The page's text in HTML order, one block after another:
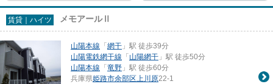
賃貸｜ハイツ メモアールⅡ
山陽本線 「網干 」駅 徒歩39分
山陽電鉄網干線 「山陽網干 」駅 徒歩50分
山陽本線 「竜野 」駅 徒歩60分
兵庫県姫路市余部区上川原22-1